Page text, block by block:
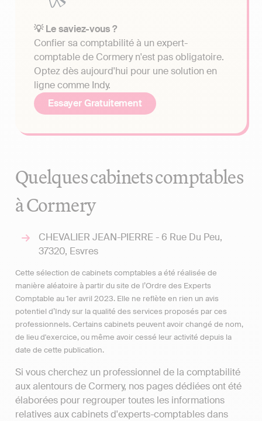
💡 Le saviez-vous ?
Confier sa comptabilité à un expert-
comptable de Cormery n'est pas obligatoire.
Optez dès aujourd'hui pour une solution en
ligne comme Indy.
Essayer Gratuitement
Quelques cabinets comptables
à Cormery
CHEVALIER JEAN-PIERRE - 6 Rue Du Peu,
37320, Esvres
Cette sélection de cabinets comptables a été réalisée de
manière aléatoire à partir du site de l’Ordre des Experts
Comptable au 1er avril 2023. Elle ne reflète en rien un avis
potentiel d’Indy sur la qualité des services proposés par ces
professionnels. Certains cabinets peuvent avoir changé de nom,
de lieu d'exercice, ou même avoir cessé leur activité depuis la
date de cette publication.
Si vous cherchez un professionnel de la comptabilité
aux alentours de Cormery, nos pages dédiées ont été
élaborées pour regrouper toutes les informations
relatives aux cabinets d'experts-comptables dans